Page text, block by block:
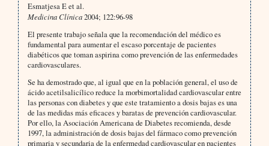
Esmatjesa E et al.
Medicina Clínica2004; 122:96-98
El presente trabajo señala que la recomendación del médico es
fundamental para aumentar el escaso porcentaje de pacientes
diabéticos que toman aspirina como prevención de las enfermedades
cardiovasculares.
Se ha demostrado que, al igual que en la población general, el uso de
ácido acetilsalicílico reduce la morbimortalidad cardiovascular entre
las personas con diabetes y que este tratamiento a dosis bajas es una
de las medidas más eficaces y baratas de prevención cardiovascular.
Por ello, la Asociación Americana de Diabetes recomienda, desde
1997, la administración de dosis bajas del fármaco como prevención
primaria y secundaria de la enfermedad cardiovascular en pacientes